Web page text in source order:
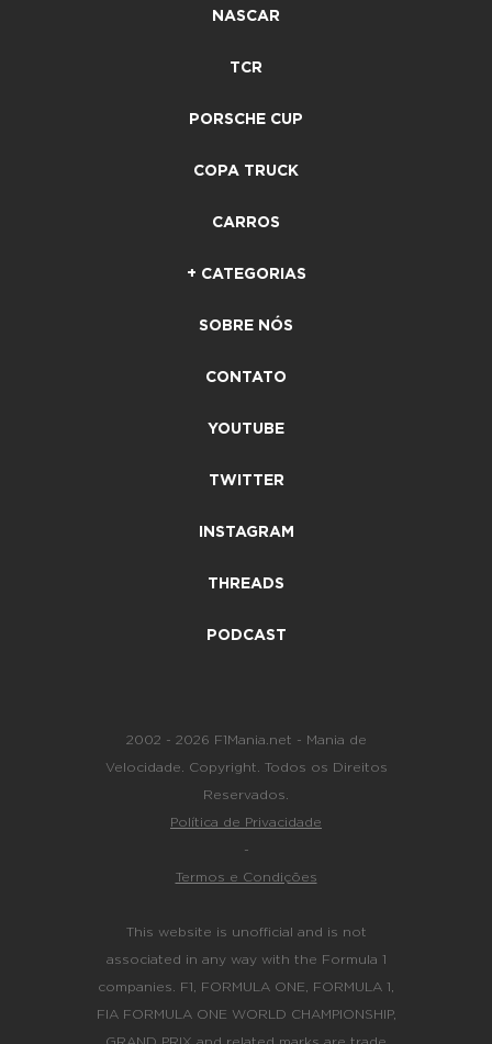
NASCAR
TCR
PORSCHE CUP
COPA TRUCK
CARROS
+ CATEGORIAS
SOBRE NÓS
CONTATO
YOUTUBE
TWITTER
INSTAGRAM
THREADS
PODCAST
2002 - 2026 F1Mania.net - Mania de
Velocidade. Copyright. Todos os Direitos
Reservados.
Política de Privacidade
-
Termos e Condições
This website is unofficial and is not
associated in any way with the Formula 1
companies. F1, FORMULA ONE, FORMULA 1,
FIA FORMULA ONE WORLD CHAMPIONSHIP,
GRAND PRIX and related marks are trade